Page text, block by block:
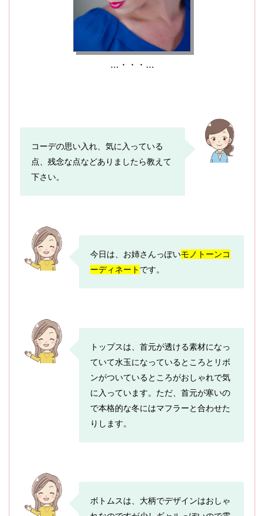
…・・・…
コーデの思い入れ、気に入っている
点、残念な点などありましたら教えて
下さい。
今日は、お姉さんっぽいモノトーンコ
ーディネート です。
トップスは、首元が透ける素材になっ
ていて水玉になっているところとリボ
ンがついているところがおしゃれで気
に入っています。ただ、首元が寒いの
で本格的な冬にはマフラーと合わせた
りします。
ボトムスは、大柄でデザインはおしゃ